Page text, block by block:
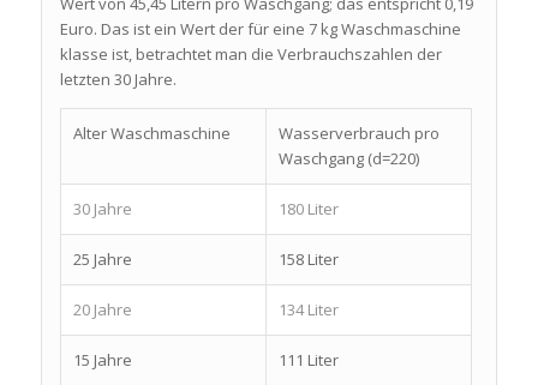
Euro. Das ist ein Wert der für eine 7 kg Waschmaschine
klasse ist, betrachtet man die Verbrauchszahlen der
letzten 30 Jahre.
Alter Waschmaschine
Wasserverbrauch pro
Waschgang (d=220)
30 Jahre 180 Liter
25 Jahre 158 Liter
20 Jahre 134 Liter
15 Jahre 111 Liter